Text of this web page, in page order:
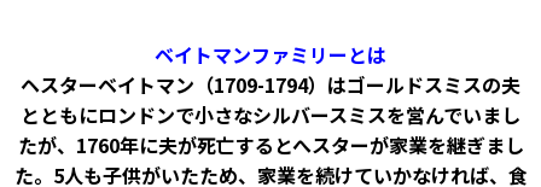
ベイトマンファミリーとは
ヘスターベイトマン（1709-1794）はゴールドスミスの夫
とともにロンドンで小さなシルバースミスを営んでいまし
たが、1760年に夫が死亡するとへスターが家業を継ぎまし
た。5人も子供がいたため、家業を続けていかなければ、食